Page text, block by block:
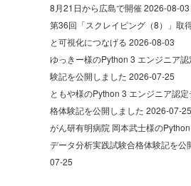
8月21日から広島で開催2026-08-03
第36回「スクレイピング（8）」取
と可視化につなげる 2026-08-03
ゆっきー様のPython 3 エンジニア
験記を公開しました 2026-07-25
ともや様のPython 3 エンジニア認
格体験記を公開しました 2026-07-25
がん研有明病院 岡本武士様の
データ分析実践試験合格体験記を公
07-25